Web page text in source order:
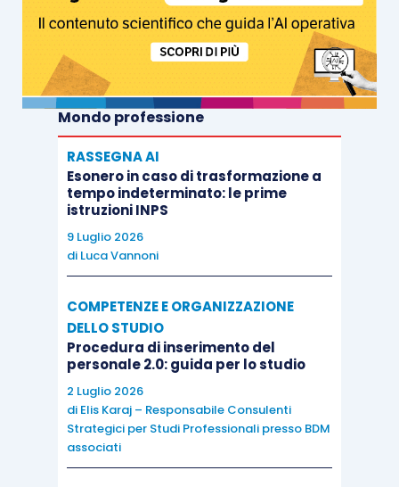
Mondo professione
RASSEGNA AI
Esonero in caso di trasformazione a
tempo indeterminato: le prime
istruzioni INPS
9 Luglio 2026
di Luca Vannoni
COMPETENZE E ORGANIZZAZIONE
DELLO STUDIO
Procedura di inserimento del
personale 2.0: guida per lo studio
2 Luglio 2026
di Elis Karaj – Responsabile Consulenti
Strategici per Studi Professionali presso BDM
associati